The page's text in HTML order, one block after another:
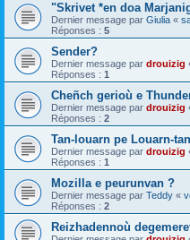
"Skrivet *en doa
Dernier message par Giulia «
Réponses : 5
Sender?
Dernier message par drouizig
Réponses : 1
Cheñch gerioù e
Dernier message par drouizig
Réponses : 2
Tan-louarn pe Louarn-
Dernier message par drouizig
Réponses : 1
Mozilla e peurunvan ?
Dernier message par Teddy «
Réponses : 2
Reizhadennoù